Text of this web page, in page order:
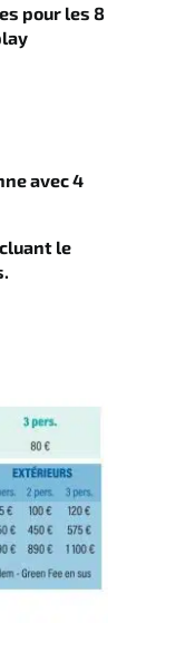
pour les 8
avec 4
le